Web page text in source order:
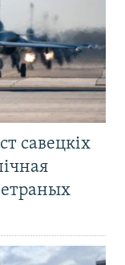
савецкіх